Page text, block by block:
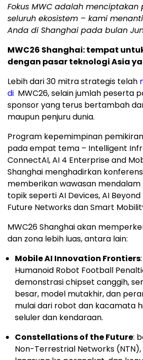
Fokus MWC adalah
seluruh ekosistem – kami
Anda di Shanghai pada bulan
MWC26 Shanghai: tempat
dengan pasar teknologi Asia
Lebih dari 30 mitra strategis telah
di MWC26, selain jumlah peserta
sponsor yang terus bertambah
maupun penjuru dunia.
Program kepemimpinan
pada empat tema – Intelligent
ConnectAI, AI 4 Enterprise and
Shanghai menghadirkan
memberikan wawasan
topik seperti AI Devices, AI Beyond
Future Networks dan Smart
MWC26 Shanghai akan
dan zona lebih luas, antara lain:
Mobile AI Innovation Frontiers
Humanoid Robot Football
demonstrasi chipset canggih,
besar, model mutakhir, dan
mulai dari robot dan kacamata
seluler dan kendaraan.
Constellations of the Future:
Non-Terrestrial Networks